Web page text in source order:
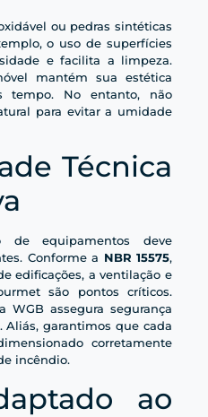
ou pedras sintéticas
o uso de superfícies
e facilita a limpeza.
mantém sua estética
tempo. No entanto, não
para evitar a umidade
Técnica
de equipamentos deve
Conforme a NBR 15575,
edificações, a ventilação e
são pontos críticos.
WGB assegura segurança
Aliás, garantimos que cada
corretamente
incêndio.
ao